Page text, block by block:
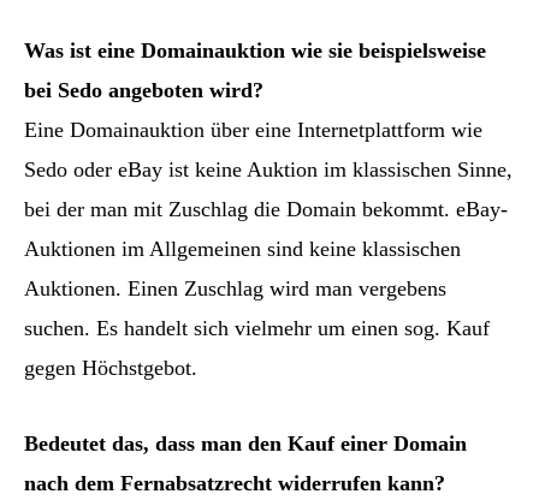
Was ist eine Domainauktion wie sie beispielsweise
bei Sedo angeboten wird?
Eine Domainauktion über eine Internetplattform wie
Sedo oder eBay ist keine Auktion im klassischen Sinne,
bei der man mit Zuschlag die Domain bekommt. eBay-
Auktionen im Allgemeinen sind keine klassischen
Auktionen. Einen Zuschlag wird man vergebens
suchen. Es handelt sich vielmehr um einen sog. Kauf
gegen Höchstgebot.
Bedeutet das, dass man den Kauf einer Domain
nach dem Fernabsatzrecht widerrufen kann?